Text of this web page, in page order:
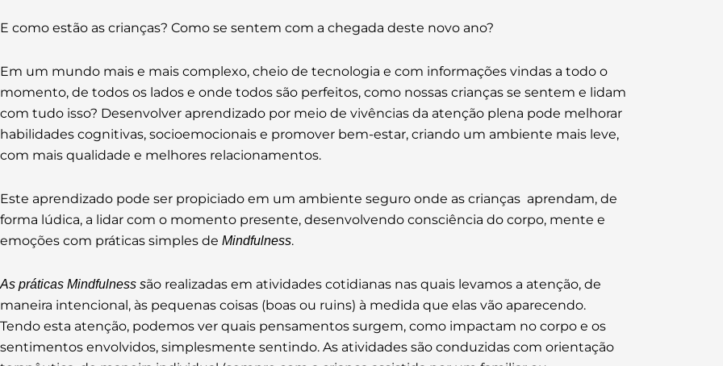
E como estão as crianças? Como se sentem com a chegada deste novo ano?
Em um mundo mais e mais complexo, cheio de tecnologia e com informações vindas a todo o
momento, de todos os lados e onde todos são perfeitos, como nossas crianças se sentem e lidam
com tudo isso? Desenvolver aprendizado por meio de vivências da atenção plena pode melhorar
habilidades cognitivas, socioemocionais e promover bem-estar, criando um ambiente mais leve,
com mais qualidade e melhores relacionamentos.
Este aprendizado pode ser propiciado em um ambiente seguro onde as crianças aprendam, de
forma lúdica, a lidar com o momento presente, desenvolvendo consciência do corpo, mente e
emoções com práticas simples de Mindfulness.
As práticas Mindfulness são realizadas em atividades cotidianas nas quais levamos a atenção, de
maneira intencional, às pequenas coisas (boas ou ruins) à medida que elas vão aparecendo.
Tendo esta atenção, podemos ver quais pensamentos surgem, como impactam no corpo e os
sentimentos envolvidos, simplesmente sentindo. As atividades são conduzidas com orientação